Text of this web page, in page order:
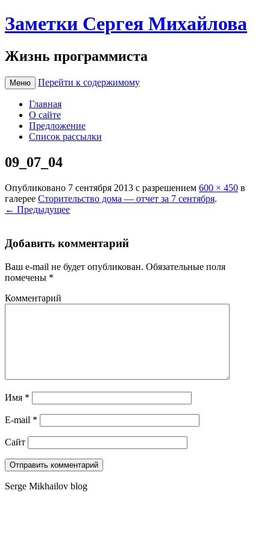
Заметки Сергея Михайлова
Жизнь программиста
Меню Перейти к содержимому
Главная
О сайте
Предложение
Список рассылки
09_07_04
Опубликовано 7 сентября 2013 с разрешением 600 × 450 в
галерее Сторительство дома — отчет за 7 сентября.
← Предыдущее
Добавить комментарий
Ваш e-mail не будет опубликован. Обязательные поля
помечены *
Комментарий
Имя *
E-mail *
Сайт
Serge Mikhailov blog